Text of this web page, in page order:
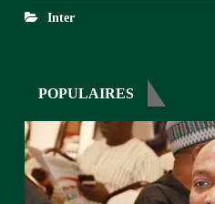
Inter
POPULAIRES